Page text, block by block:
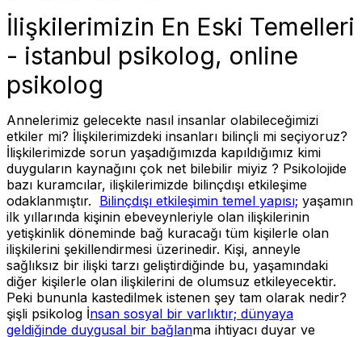
İlişkilerimizin En Eski Temelleri
- istanbul psikolog, online
psikolog
Annelerimiz gelecekte nasıl insanlar olabileceğimizi
etkiler mi? İlişkilerimizdeki insanları bilinçli mi seçiyoruz?
İlişkilerimizde sorun yaşadığımızda kapıldığımız kimi
duyguların kaynağını çok net bilebilir miyiz ? Psikolojide
bazı kuramcılar, ilişkilerimizde bilinçdışı etkileşime
odaklanmıştır. Bilinçdışı etkileşimin temel yapısı; yaşamın
ilk yıllarında kişinin ebeveynleriyle olan ilişkilerinin
yetişkinlik döneminde bağ kuracağı tüm kişilerle olan
ilişkilerini şekillendirmesi üzerinedir. Kişi, anneyle
sağlıksız bir ilişki tarzı geliştirdiğinde bu, yaşamındaki
diğer kişilerle olan ilişkilerini de olumsuz etkileyecektir.
Peki bununla kastedilmek istenen şey tam olarak nedir?
şişli psikolog İnsan sosyal bir varlıktır; dünyaya
geldiğinde duygusal bir bağlanma ihtiyacı duyar ve